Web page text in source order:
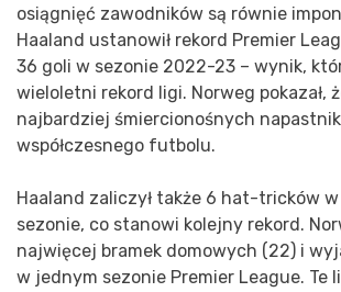
osiągnięć zawodników są równie
Haaland ustanowił rekord Premier
36 goli w sezonie 2022-23 – wynik,
wieloletni rekord ligi. Norweg pokazał,
najbardziej śmiercionośnych
współczesnego futbolu.
Haaland zaliczył także 6 hat-tricków
sezonie, co stanowi kolejny rekord.
najwięcej bramek domowych (22) i
w jednym sezonie Premier League. Te